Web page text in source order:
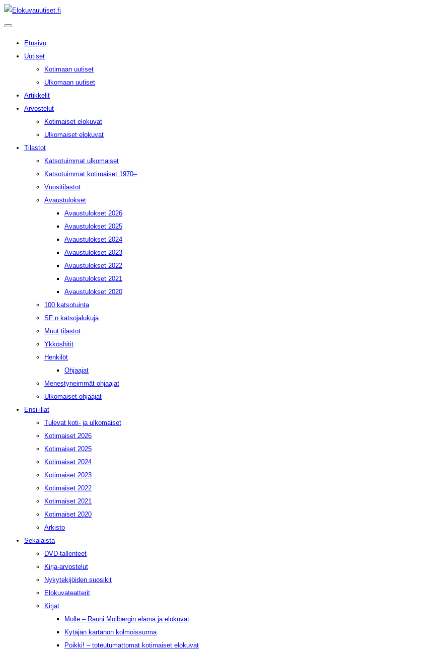
Etusivu
Uutiset
Kotimaan uutiset
Ulkomaan uutiset
Artikkelit
Arvostelut
Kotimaiset elokuvat
Ulkomaiset elokuvat
Tilastot
Katsotuimmat ulkomaiset
Katsotuimmat kotimaiset 1970–
Vuositilastot
Avaustulokset
Avaustulokset 2026
Avaustulokset 2025
Avaustulokset 2024
Avaustulokset 2023
Avaustulokset 2022
Avaustulokset 2021
Avaustulokset 2020
100 katsotuinta
SF:n katsojalukuja
Muut tilastot
Ykköshitit
Henkilöt
Ohjaajat
Menestyneimmät ohjaajat
Ulkomaiset ohjaajat
Ensi-illat
Tulevat koti- ja ulkomaiset
Kotimaiset 2026
Kotimaiset 2025
Kotimaiset 2024
Kotimaiset 2023
Kotimaiset 2022
Kotimaiset 2021
Kotimaiset 2020
Arkisto
Sekalaista
DVD-tallenteet
Kirja-arvostelut
Nykytekijöiden suosikit
Elokuvateatterit
Kirjat
Molle – Rauni Mollbergin elämä ja elokuvat
Kytäjän kartanon kolmoissurma
Poikki! – toteutumattomat kotimaiset elokuvat